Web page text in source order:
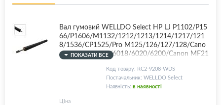
Вал гумовий WELLDO Select HP LJ P1102/P15
66/P1606/M1132/1212/1213/1214/1217/121
8/1536/CP1525/Pro M125/126/127/128/Cano
n LBP 151/6000/6018/6020/6200/Canon MF21
1/212/215/216/217/222/224/226/227/229/23
1/232/237/244/247/249/MF3010/3014/4410/
4430/4450/4550/4570/4580/LPR-P1102/RC2-
9208/FM1-F647
ПОКАЗАТИ ВСЕ
Код товару: RC2-9208-WDS
Постачальник: WELLDO Select
Наявність: в наявності
Ціна